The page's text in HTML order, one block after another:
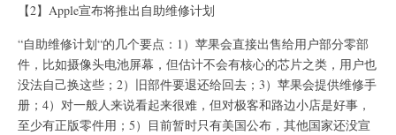
【2】Apple宣布将推出自助维修计划
“自助维修计划“的几个要点：1）苹果会直接出售给用户部分零部
件，比如摄像头电池屏幕，但估计不会有核心的芯片之类，用户也
没法自己换这些；2）旧部件要退还给回去；3）苹果会提供维修手
册；4）对一般人来说看起来很难，但对极客和路边小店是好事，
至少有正版零件用；5）目前暂时只有美国公布，其他国家还没宣